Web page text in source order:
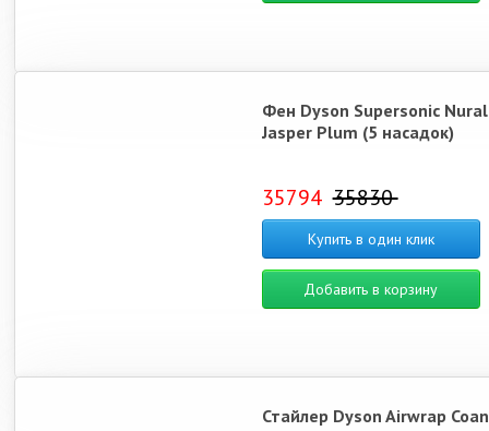
Фен Dyson Supersonic
Jasper Plum (5 насадок)
35794 35830
Купить в один клик
Добавить в корзину
Стайлер Dyson Airwrap